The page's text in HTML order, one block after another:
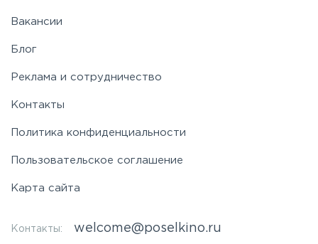
Щелковское
Вакансии
Блог
Реклама и сотрудничество
Контакты
Политика конфиденциальности
Пользовательское соглашение
Карта сайта
Контакты: welcome@poselkino.ru